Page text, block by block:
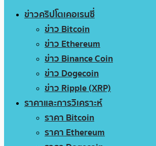
ข่าวคริปโตเคอเรนซี่
ข่าว Bitcoin
ข่าว Ethereum
ข่าว Binance Coin
ข่าว Dogecoin
ข่าว Ripple (XRP)
ราคาและการวิเคราะห์
ราคา Bitcoin
ราคา Ethereum